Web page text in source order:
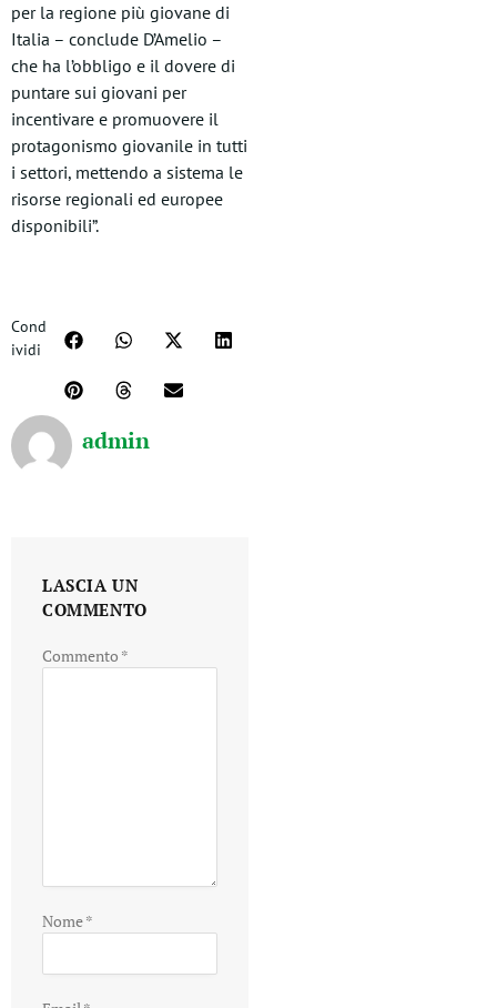
per la regione più giovane di
Italia – conclude D’Amelio –
che ha l’obbligo e il dovere di
puntare sui giovani per
incentivare e promuovere il
protagonismo giovanile in tutti
i settori, mettendo a sistema le
risorse regionali ed europee
disponibili”.
Cond
ividi
admin
LASCIA UN
COMMENTO
Commento *
Nome*